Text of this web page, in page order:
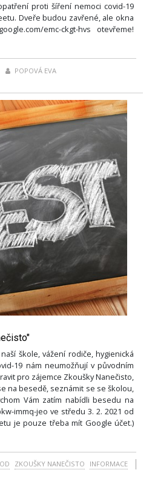
proti šíření nemoci covid-19
Dveře budou zavřené, ale okna
emc-ckgt-hvs otevřeme!
POPOVÁ EVA
škole, vážení rodiče, hygienická
19 nám neumožňují v původním
pro zájemce Zkoušky Nanečisto,
na besedě, seznámit se se školou,
Vám zatím nabídli besedu na
immq-jeo ve středu 3. 2. 2021 od
je pouze třeba mít Google účet.)
ZKOUŠKY NANEČISTO
INFORMACE